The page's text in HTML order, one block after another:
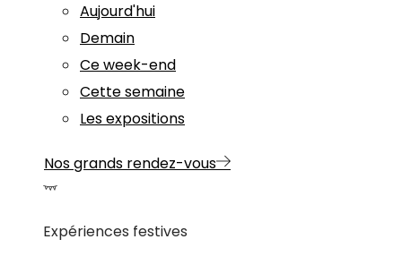
Aujourd'hui
Demain
Ce week-end
Cette semaine
Les expositions
Nos grands rendez-vous
Expériences festives